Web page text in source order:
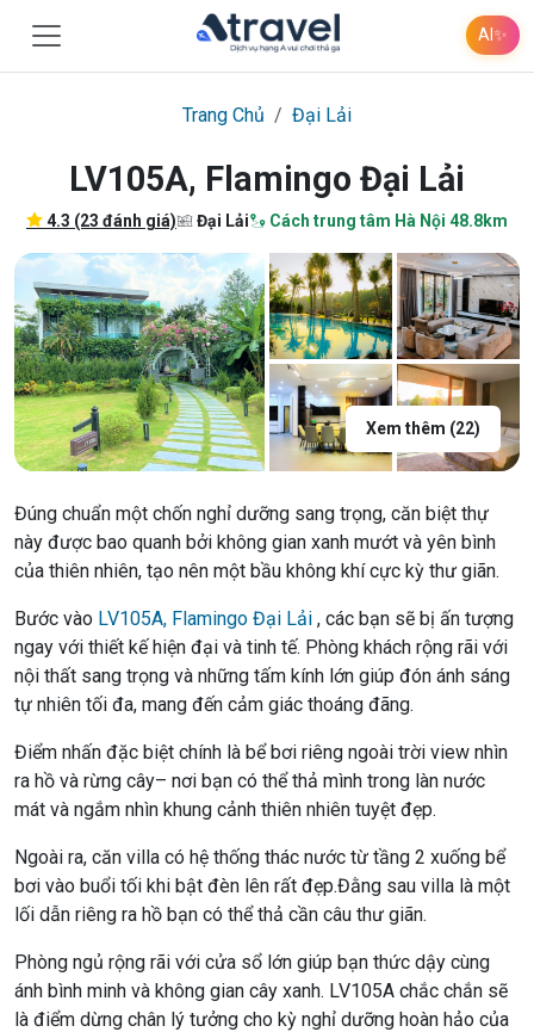
AI✨
Trang Chủ Đại Lải
LV105A, Flamingo Đại Lải
4.3 (23 đánh giá) Đại Lải Cách trung tâm Hà Nội 48.8km
Xem thêm (22)
Đúng chuẩn một chốn nghỉ dưỡng sang trọng, căn biệt thự
này được bao quanh bởi không gian xanh mướt và yên bình
của thiên nhiên, tạo nên một bầu không khí cực kỳ thư giãn.
Bước vào LV105A, Flamingo Đại Lải , các bạn sẽ bị ấn tượng
ngay với thiết kế hiện đại và tinh tế. Phòng khách rộng rãi với
nội thất sang trọng và những tấm kính lớn giúp đón ánh sáng
tự nhiên tối đa, mang đến cảm giác thoáng đãng.
Điểm nhấn đặc biệt chính là bể bơi riêng ngoài trời view nhìn
ra hồ và rừng cây– nơi bạn có thể thả mình trong làn nước
mát và ngắm nhìn khung cảnh thiên nhiên tuyệt đẹp.
Ngoài ra, căn villa có hệ thống thác nước từ tầng 2 xuống bể
bơi vào buổi tối khi bật đèn lên rất đẹp.Đằng sau villa là một
lối dẫn riêng ra hồ bạn có thể thả cần câu thư giãn.
Phòng ngủ rộng rãi với cửa sổ lớn giúp bạn thức dậy cùng
ánh bình minh và không gian cây xanh. LV105A chắc chắn sẽ
là điểm dừng chân lý tưởng cho kỳ nghỉ dưỡng hoàn hảo của